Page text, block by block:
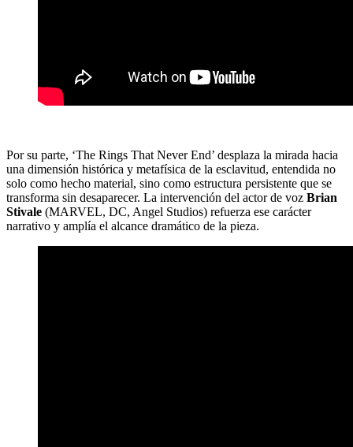
Por su parte, ‘The Rings That Never End’ desplaza la mirada hacia
una dimensión histórica y metafísica de la esclavitud, entendida no
solo como hecho material, sino como estructura persistente que se
transforma sin desaparecer. La intervención del actor de voz Brian
Stivale (MARVEL, DC, Angel Studios) refuerza ese carácter
narrativo y amplía el alcance dramático de la pieza.